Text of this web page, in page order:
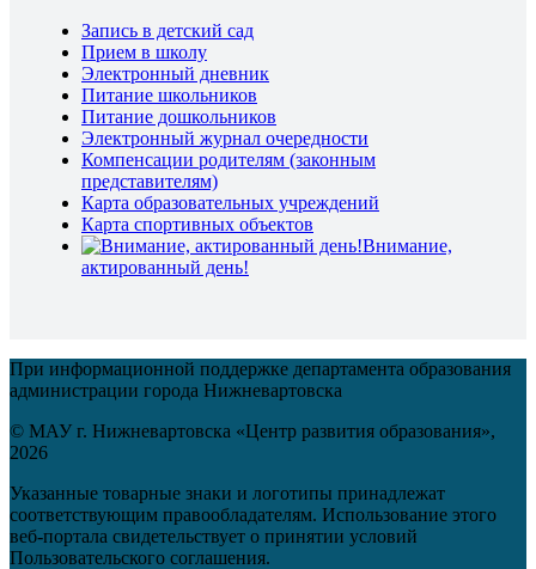
Запись в детский сад
Прием в школу
Электронный дневник
Питание школьников
Питание дошкольников
Электронный журнал очередности
Компенсации родителям (законным
представителям)
Карта образовательных учреждений
Карта спортивных объектов
Внимание,
актированный день!
При информационной поддержке департамента образования
администрации города Нижневартовска
© МАУ г. Нижневартовска «Центр развития образования»,
2026
Указанные товарные знаки и логотипы принадлежат
соответствующим правообладателям. Использование этого
веб-портала свидетельствует о принятии условий
Пользовательского соглашения.